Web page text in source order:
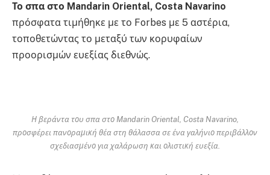
Το σπα στο Mandarin Oriental, Costa Navarino
πρόσφατα τιμήθηκε με το Forbes με 5 αστέρια,
τοποθετώντας το μεταξύ των κορυφαίων
προορισμών ευεξίας διεθνώς.
Η βεράντα του σπα στο Mandarin Oriental, Costa Navarino,
προσφέρει πανοραμική θέα στη θάλασσα σε ένα γαλήνιο περιβάλλον
σχεδιασμένο για χαλάρωση και ολιστική ευεξία.